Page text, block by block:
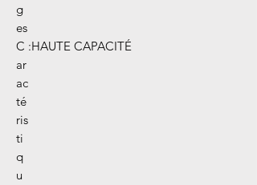
g
es
C
ar
ac
té
ris
ti
q
u
:HAUTE CAPACITÉ